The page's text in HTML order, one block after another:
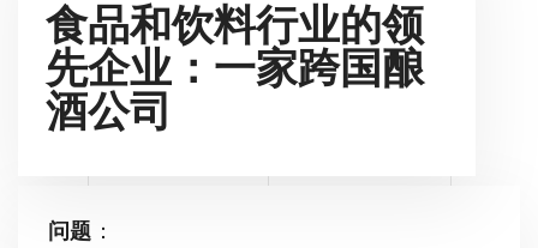
食品和饮料行业的领
先企业：一家跨国酿
酒公司
问题 ：